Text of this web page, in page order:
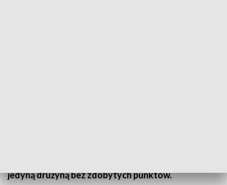
jedyną drużyną bez zdobytych punktów.